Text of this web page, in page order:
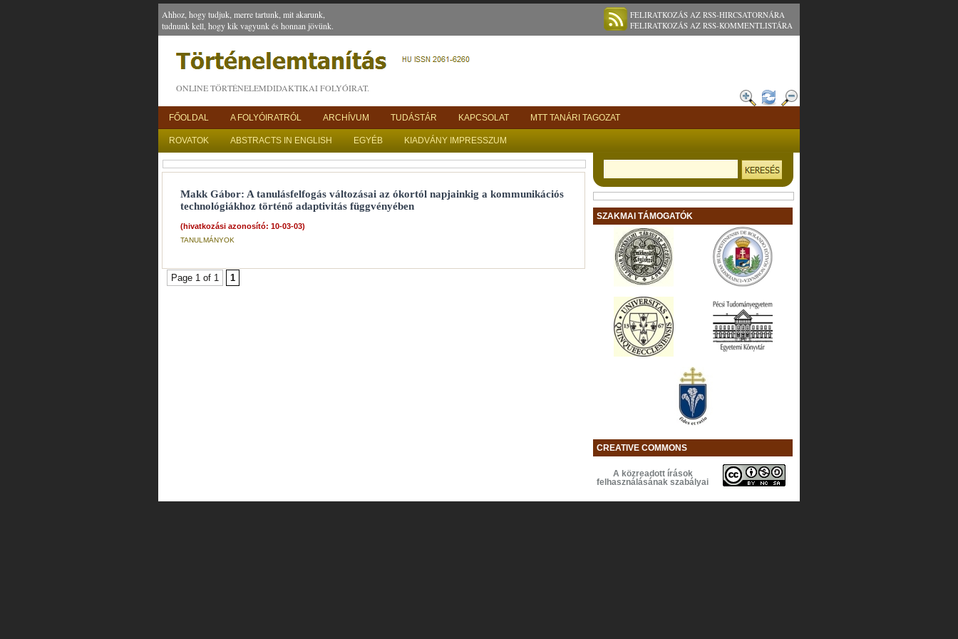
Ahhoz, hogy tudjuk, merre tartunk, mit akarunk,
tudnunk kell, hogy kik vagyunk és honnan jövünk.
FELIRATKOZÁS AZ RSS-HIRCSATORNÁRA
FELIRATKOZÁS AZ RSS-KOMMENTLISTÁRA
ONLINE TÖRTÉNELEMDIDAKTIKAI FOLYÓIRAT.
FŐOLDAL A FOLYÓIRATRÓL ARCHÍVUM TUDÁSTÁR KAPCSOLAT MTT TANÁRI TAGOZAT
ROVATOK ABSTRACTS IN ENGLISH EGYÉB KIADVÁNY IMPRESSZUM
Makk Gábor: A tanulásfelfogás változásai az ókortól napjainkig a kommunikációs
technológiákhoz történő adaptivitás függvényében
(hivatkozási azonosító: 10-03-03)
TANULMÁNYOK
Page 1 of 1 1
SZAKMAI TÁMOGATÓK
CREATIVE COMMONS
A közreadott írások
felhasználásának szabályai